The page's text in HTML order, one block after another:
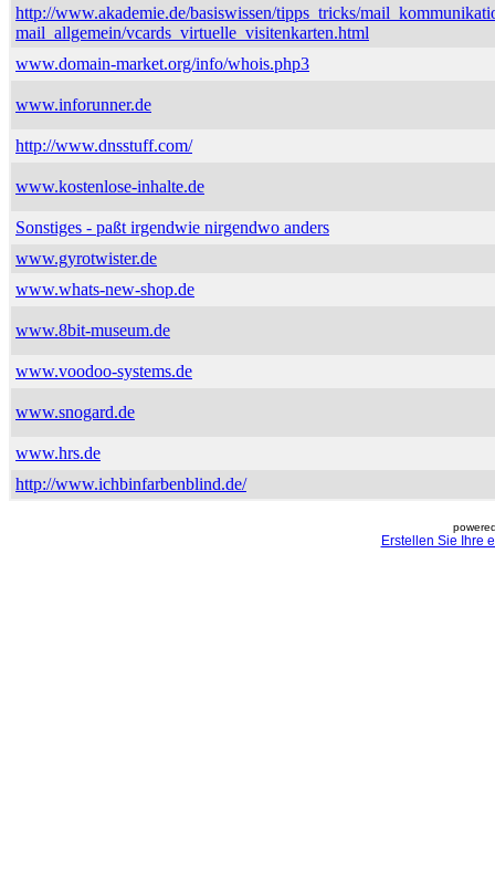
http://www.akademie.de/basiswissen/tipps_tricks/
mail_allgemein/vcards_virtuelle_visitenkarten.html
www.domain-market.org/info/whois.php3
www.inforunner.de
http://www.dnsstuff.com/
www.kostenlose-inhalte.de
Sonstiges - paßt irgendwie nirgendwo anders
www.gyrotwister.de
www.whats-new-shop.de
www.8bit-museum.de
www.voodoo-systems.de
www.snogard.de
www.hrs.de
http://www.ichbinfarbenblind.de/
Erstellen Sie Ihre